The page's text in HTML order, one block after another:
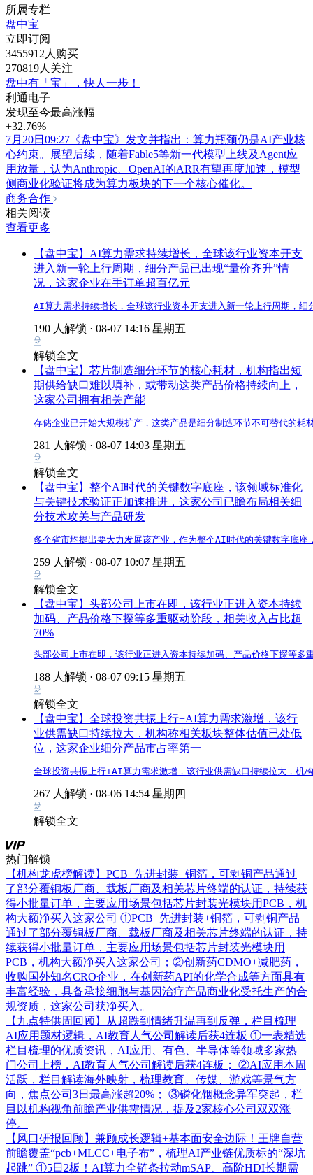
所属专栏
盘中宝
立即订阅
3455912人购买
270819人关注
盘中有「宝」，快人一步！
利通电子
发现至今最高涨幅
+32.76%
7月20日09:27《盘中宝》发文并指出：算力瓶颈仍是AI产业核
心约束。展望后续，随着Fable5等新一代模型上线及Agent应
用放量，认为Anthropic、OpenAI的ARR有望再度加速，模型
侧商业化验证将成为算力板块的下一个核心催化。
商务合作
相关阅读
查看更多
【盘中宝】AI算力需求持续增长，全球该行业资本开支
进入新一轮上行周期，细分产品已出现“量价齐升”情
况，这家企业在手订单超百亿元
AI算力需求持续增长，全球该行业资本开支进入新一轮上行周期，
190 人解锁 · 08-07 14:16 星期五
解锁全文
【盘中宝】芯片制造细分环节的核心耗材，机构指出短
期供给缺口难以填补，或带动这类产品价格持续向上，
这家公司拥有相关产能
存储企业已开始大规模扩产，这类产品是细分制造环节不可替代的
281 人解锁 · 08-07 14:03 星期五
解锁全文
【盘中宝】整个AI时代的关键数字底座，该领域标准化
与关键技术验证正加速推进，这家公司已瞻布局相关细
分技术攻关与产品研发
多个省市均提出要大力发展该产业，作为整个AI时代的关键数字底
259 人解锁 · 08-07 10:07 星期五
解锁全文
【盘中宝】头部公司上市在即，该行业正进入资本持续
加码、产品价格下探等多重驱动阶段，相关收入占比超
70%
头部公司上市在即，该行业正进入资本持续加码、产品价格下探等
188 人解锁 · 08-07 09:15 星期五
解锁全文
【盘中宝】全球投资共振上行+AI算力需求激增，该行
业供需缺口持续拉大，机构称相关板块整体估值已处低
位，这家企业细分产品市占率第一
全球投资共振上行+AI算力需求激增，该行业供需缺口持续拉大，机
267 人解锁 · 08-06 14:54 星期四
解锁全文
热门解锁
【机构龙虎榜解读】PCB+先进封装+铜箔，可剥铜产品通过
了部分覆铜板厂商、载板厂商及相关芯片终端的认证，持续获
得小批量订单，主要应用场景包括芯片封装光模块用PCB，机
构大额净买入这家公司 ①PCB+先进封装+铜箔，可剥铜产品
通过了部分覆铜板厂商、载板厂商及相关芯片终端的认证，持
续获得小批量订单，主要应用场景包括芯片封装光模块用
PCB，机构大额净买入这家公司；②创新药CDMO+减肥药，
收购国外知名CRO企业，在创新药API的化学合成等方面具有
丰富经验，具备承接细胞与基因治疗产品商业化受托生产的合
规资质，这家公司获净买入。
【九点特供周回顾】从超跌到情绪升温再到反弹，栏目梳理
AI应用题材逻辑，AI教育人气公司解读后获4连板 ①一表精选
栏目梳理的优质资讯，AI应用、有色、半导体等领域多家热
门公司上榜，AI教育人气公司解读后获4连板； ②AI应用本周
活跃，栏目解读海外映射，梳理教育、传媒、游戏等景气方
向，焦点公司3日最高涨超20%； ③磷化铟概念异军突起，栏
目以机构视角前瞻产业供需情况，提及2家核心公司双双涨
停。
【风口研报回顾】兼顾成长逻辑+基本面安全边际！王牌自营
前瞻覆盖“pcb+MLCC+电子布”，梳理AI产业链优质标的“深坑
起跳” ①5日2板！AI算力全链条拉动mSAP、高阶HDI长期需